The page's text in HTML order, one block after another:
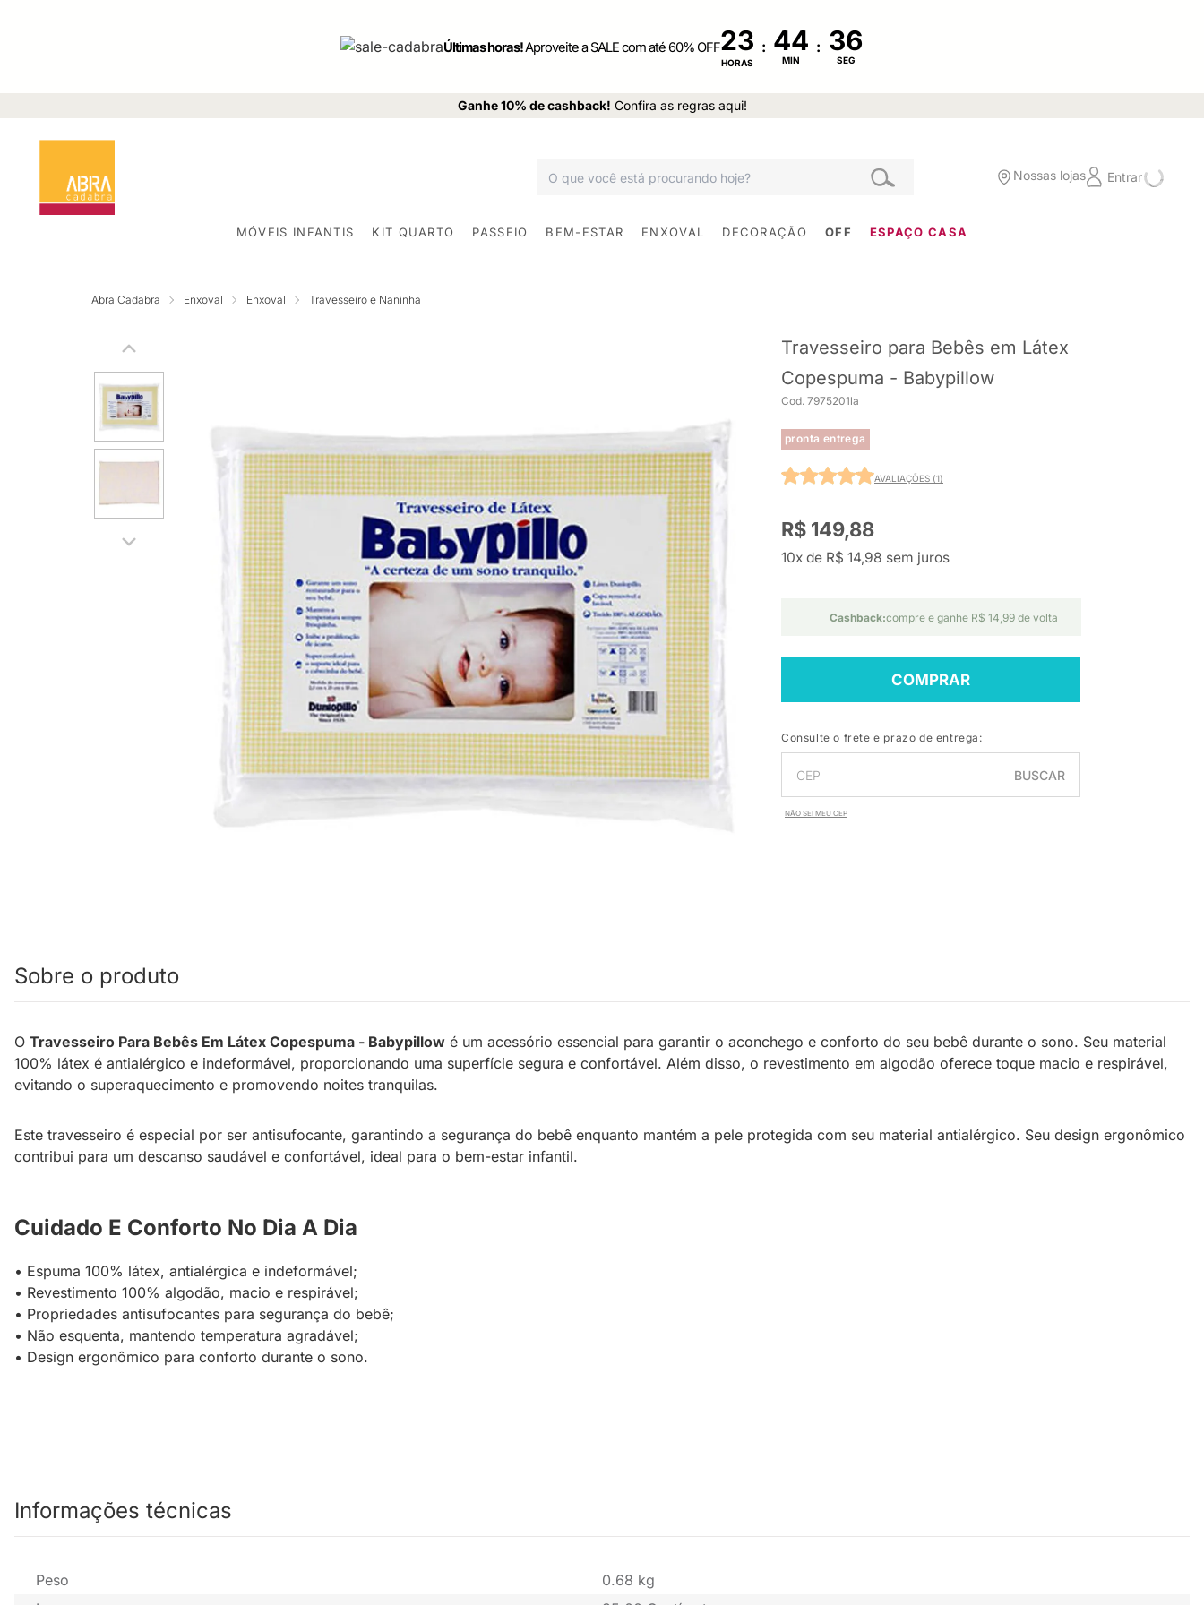
Últimas horas!Aproveite a SALE com até 60% OFF23
HORAS
:
MIN
:
SEG
Ganhe 10% de cashback! Confira as regras aqui!
Nossas lojas Entrar
MÓVEIS INFANTIS KIT QUARTO PASSEIO BEM-ESTAR ENXOVAL DECORAÇÃO OFF ESPAÇO CASA
Abra Cadabra Enxoval Enxoval Travesseiro e Naninha
Travesseiro para Bebês em Látex
Copespuma - Babypillow
Cod. 7975201la
pronta entrega
AVALIAÇÕES (1)
R$ 149,88
10x de R$ 14,98 sem juros
Cashback:compre e ganhe R$ 14,99 de volta
COMPRAR
Consulte o frete e prazo de entrega:
BUSCAR
NÃO SEI MEU CEP
Sobre o produto
O Travesseiro Para Bebês Em Látex Copespuma - Babypillow é um acessório essencial para garantir o aconchego e conforto do seu bebê durante o sono. Seu material
100% látex é antialérgico e indeformável, proporcionando uma superfície segura e confortável. Além disso, o revestimento em algodão oferece toque macio e respirável,
evitando o superaquecimento e promovendo noites tranquilas.
Este travesseiro é especial por ser antisufocante, garantindo a segurança do bebê enquanto mantém a pele protegida com seu material antialérgico. Seu design ergonômico
contribui para um descanso saudável e confortável, ideal para o bem-estar infantil.
Cuidado E Conforto No Dia A Dia
• Espuma 100% látex, antialérgica e indeformável;
• Revestimento 100% algodão, macio e respirável;
• Propriedades antisufocantes para segurança do bebê;
• Não esquenta, mantendo temperatura agradável;
• Design ergonômico para conforto durante o sono.
Informações técnicas
Peso
0.68 kg